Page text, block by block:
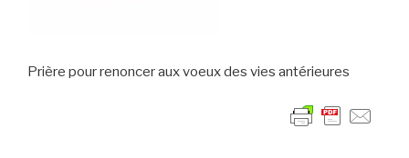
Prière pour renoncer aux voeux des vies antérieures